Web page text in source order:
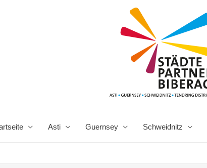
Asti Guernsey Schweidnitz